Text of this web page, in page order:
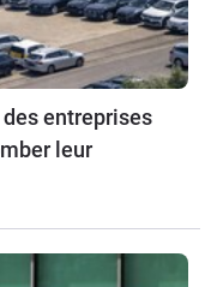
entreprises
leur